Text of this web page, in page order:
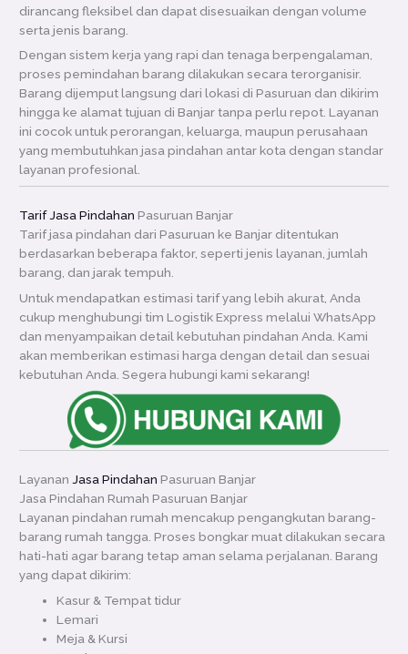
dirancang fleksibel dan dapat disesuaikan dengan volume
serta jenis barang.
Dengan sistem kerja yang rapi dan tenaga berpengalaman,
proses pemindahan barang dilakukan secara terorganisir.
Barang dijemput langsung dari lokasi di Pasuruan dan dikirim
hingga ke alamat tujuan di Banjar tanpa perlu repot. Layanan
ini cocok untuk perorangan, keluarga, maupun perusahaan
yang membutuhkan jasa pindahan antar kota dengan standar
layanan profesional.
Tarif Jasa Pindahan Pasuruan Banjar
Tarif jasa pindahan dari Pasuruan ke Banjar ditentukan
berdasarkan beberapa faktor, seperti jenis layanan, jumlah
barang, dan jarak tempuh.
Untuk mendapatkan estimasi tarif yang lebih akurat, Anda
cukup menghubungi tim Logistik Express melalui WhatsApp
dan menyampaikan detail kebutuhan pindahan Anda. Kami
akan memberikan estimasi harga dengan detail dan sesuai
kebutuhan Anda. Segera hubungi kami sekarang!
Layanan Jasa Pindahan Pasuruan Banjar
Jasa Pindahan Rumah Pasuruan Banjar
Layanan pindahan rumah mencakup pengangkutan barang-
barang rumah tangga. Proses bongkar muat dilakukan secara
hati-hati agar barang tetap aman selama perjalanan. Barang
yang dapat dikirim:
Kasur & Tempat tidur
Lemari
Meja & Kursi